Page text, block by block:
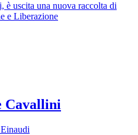
uscita una nuova raccolta di
e Liberazione
Cavallini